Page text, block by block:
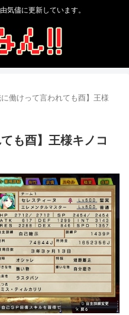
気儘に更新しています。
に働けって言われても酉】王様
も酉】王様キノコ